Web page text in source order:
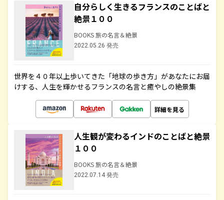
自分らしく生きるフランスのことばと
絶景１００
BOOKS 旅の名言＆絶景
2022.05.26 発売
世界を４０年以上歩いてきた「地球の歩き方」があなたにお届
けする、人生を輝かせるフランスの名言と癒やしの絶景集
詳細を見る
人生観が変わるインドのことばと絶景
１００
BOOKS 旅の名言＆絶景
2022.07.14 発売